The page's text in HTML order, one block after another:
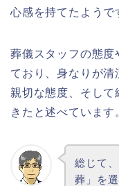
心感を持てたようで
葬儀スタッフの態度
ており、身なりが清
親切な態度、そし
きたと述べています
総じて
葬」を